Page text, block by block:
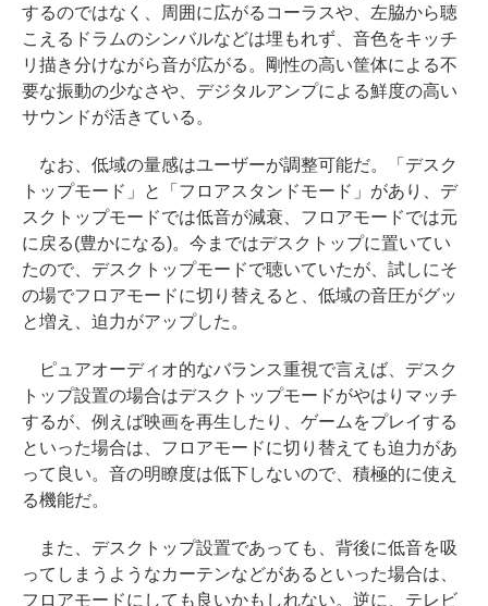
するのではなく、周囲に広がるコーラスや、左脇から聴
こえるドラムのシンバルなどは埋もれず、音色をキッチ
リ描き分けながら音が広がる。剛性の高い筐体による不
要な振動の少なさや、デジタルアンプによる鮮度の高い
サウンドが活きている。
なお、低域の量感はユーザーが調整可能だ。「デスク
トップモード」と「フロアスタンドモード」があり、デ
スクトップモードでは低音が減衰、フロアモードでは元
に戻る(豊かになる)。今まではデスクトップに置いてい
たので、デスクトップモードで聴いていたが、試しにそ
の場でフロアモードに切り替えると、低域の音圧がグッ
と増え、迫力がアップした。
ピュアオーディオ的なバランス重視で言えば、デスク
トップ設置の場合はデスクトップモードがやはりマッチ
するが、例えば映画を再生したり、ゲームをプレイする
といった場合は、フロアモードに切り替えても迫力があ
って良い。音の明瞭度は低下しないので、積極的に使え
る機能だ。
また、デスクトップ設置であっても、背後に低音を吸
ってしまうようなカーテンなどがあるといった場合は、
フロアモードにしても良いかもしれない。逆に、テレビ